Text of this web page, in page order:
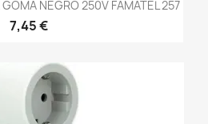
NEGRO 250V FAMATEL 257
7,45 €